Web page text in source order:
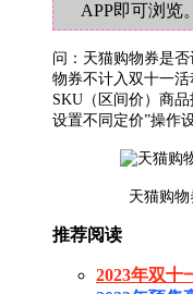
APP即可浏览。
问：天猫购物券是
物券不计入双十一
SKU（区间价）商
设置不同定价”操作设
天猫购
推荐阅读
2023年双十